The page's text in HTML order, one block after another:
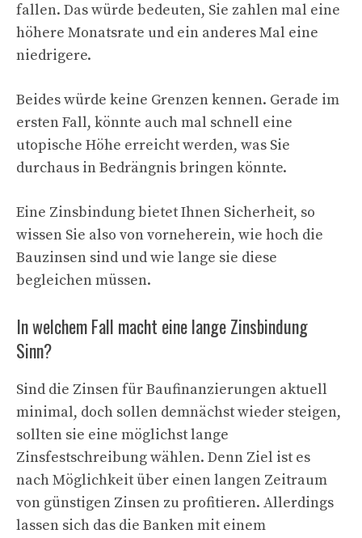
fallen. Das würde bedeuten, Sie zahlen mal eine
höhere Monatsrate und ein anderes Mal eine
niedrigere.
Beides würde keine Grenzen kennen. Gerade im
ersten Fall, könnte auch mal schnell eine
utopische Höhe erreicht werden, was Sie
durchaus in Bedrängnis bringen könnte.
Eine Zinsbindung bietet Ihnen Sicherheit, so
wissen Sie also von vorneherein, wie hoch die
Bauzinsen sind und wie lange sie diese
begleichen müssen.
In welchem Fall macht eine lange Zinsbindung
Sinn?
Sind die Zinsen für Baufinanzierungen aktuell
minimal, doch sollen demnächst wieder steigen,
sollten sie eine möglichst lange
Zinsfestschreibung wählen. Denn Ziel ist es
nach Möglichkeit über einen langen Zeitraum
von günstigen Zinsen zu profitieren. Allerdings
lassen sich das die Banken mit einem